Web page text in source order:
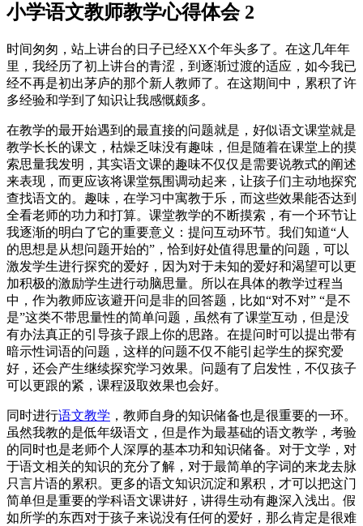
小学语文教师教学心得体会 2
时间匆匆，站上讲台的日子已经XX个年头多了。在这几年年
里，我经历了初上讲台的青涩，到逐渐过渡的适应，如今我已
经不再是初出茅庐的那个新人教师了。在这期间中，累积了许
多经验和学到了知识让我感慨颇多。
在教学的最开始遇到的最直接的问题就是，好似语文课堂就是
教学长长的课文，枯燥乏味没有趣味，但是随着在课堂上的摸
索思量我发明，其实语文课的趣味不仅仅是需要说教式的阐述
来表现，而更应该将课堂氛围调动起来，让孩子们主动地探究
查找语文的。趣味，在学习中寓教于乐，而这些效果能否达到
全看老师的功力和打算。课堂教学的不断摸索，有一个环节让
我逐渐的明白了它的重要意义：提问互动环节。我们知道“人
的思想是从想问题开始的”，恰到好处值得思量的问题，可以
激发学生进行探究的爱好，因为对于未知的爱好和渴望可以更
加积极的激励学生进行动脑思量。所以在具体的教学过程当
中，作为教师应该避开问是非的回答题，比如“对不对” “是不
是”这类不带思量性的简单问题，虽然有了课堂互动，但是没
有办法真正的引导孩子跟上你的思路。在提问时可以提出带有
暗示性词语的问题，这样的问题不仅不能引起学生的探究爱
好，还会产生继续探究学习效果。问题有了启发性，不仅孩子
可以更跟的紧，课程汲取效果也会好。
同时进行语文教学 ，教师自身的知识储备也是很重要的一环。
虽然我教的是低年级语文，但是作为最基础的语文教学，考验
的同时也是老师个人深厚的基本功和知识储备。对于文学，对
于语文相关的知识的充分了解，对于最简单的字词的来龙去脉
只言片语的累积。更多的语文知识沉淀和累积，才可以把这门
简单但是重要的学科语文课讲好，讲得生动有趣深入浅出。假
如所学的东西对于孩子来说没有任何的爱好，那么肯定是很难